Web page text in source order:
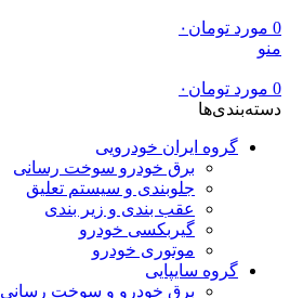
0 مورد تومان ۰
منو
0 مورد تومان ۰
دسته‌بندی‌ها
گروه ایران خودرویی
برق خودرو سوخت رسانی
جلوبندی و سیستم تعلیق
عقب بندی و زیر بندی
گیربکسی خودرو
موتوری خودرو
گروه سایپایی
برق خودرو و سوخت رسانی